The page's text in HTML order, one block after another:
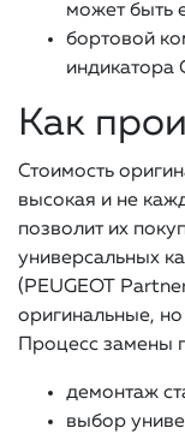
может быть
бортовой
индикатора
Как
Стоимость
высокая и не
позволит их
универсальных
(PEUGEOT
оригинальные,
Процесс замены
демонтаж
выбор